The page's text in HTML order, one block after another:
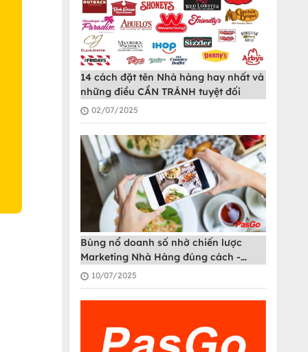
14 cách đặt tên Nhà hàng hay nhất và
những điều CẦN TRÁNH tuyệt đối
02/07/2025
Bùng nổ doanh số nhờ chiến lược
Marketing Nhà Hàng đúng cách -
PasGo
10/07/2025